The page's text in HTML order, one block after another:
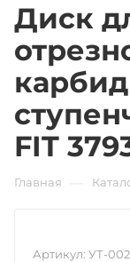
Диск
FIT
Главная
Артикул: УТ-